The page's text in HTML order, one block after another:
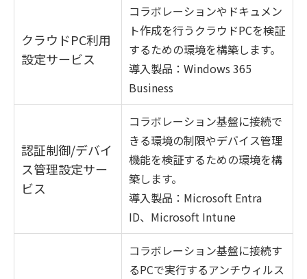
クラウドPC利用
設定サービス
コラボレーションやドキュメン
ト作成を行うクラウドPCを検証
するための環境を構築します。
導入製品：Windows 365
Business
認証制御/デバイ
ス管理設定サー
ビス
コラボレーション基盤に接続で
きる環境の制限やデバイス管理
機能を検証するための環境を構
築します。
導入製品：Microsoft Entra
ID、Microsoft Intune
コラボレーション基盤に接続す
るPCで実行するアンチウィルス